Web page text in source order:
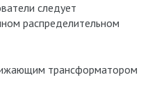
следует
распределительном
трансформатором